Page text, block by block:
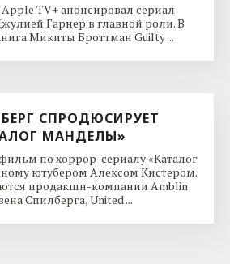
TV+ анонсировал сериал
Гарнер в главной роли. В
Микиты Броттман Guilty ...
СПРОДЮСИРУЕТ
МАНДЕЛЫ»
по хоррор-сериалу «Каталог
ютубером Алексом Кистером.
продакшн-компании Amblin
Спилберга, United ...